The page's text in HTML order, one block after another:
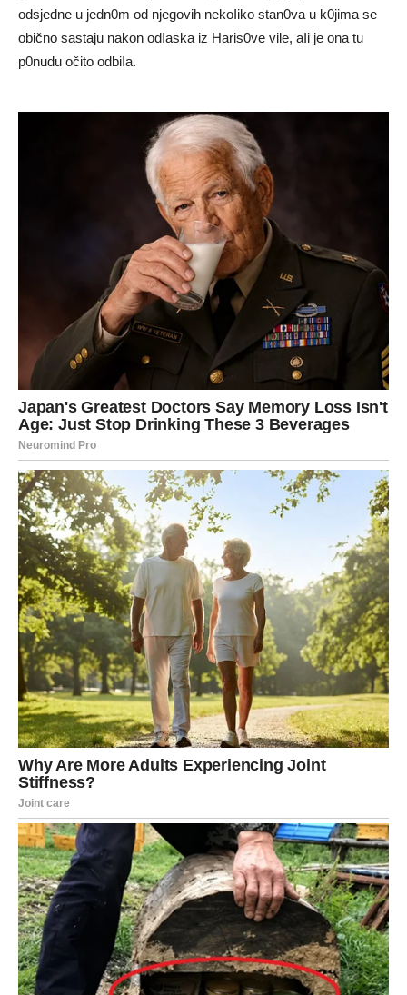
odsjedne u jedn0m od njegovih nekoIiko stan0va u k0jima se
obično sastaju nakon odIaska iz Haris0ve vile, aIi je ona tu
p0nudu očito odbiIa.